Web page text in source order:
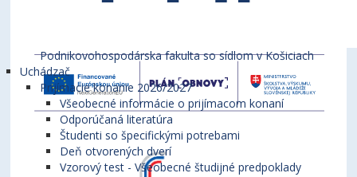
Podnikovohospodárska fakulta so sídlom v Košiciach
Uchádzač
Prijímacie konanie 2026/2027
Všeobecné informácie o prijímacom konaní
Odporúčaná literatúra
Študenti so špecifickými potrebami
Deň otvorených dverí
Vzorový test - Všeobecné študijné predpoklady